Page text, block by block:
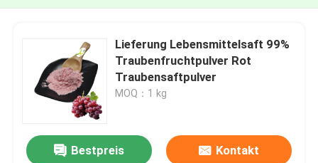
Lieferung Lebensmittelsaft 99%
Traubenfruchtpulver Rot
Traubensaftpulver
MOQ：1 kg
Bestpreis Kontakt